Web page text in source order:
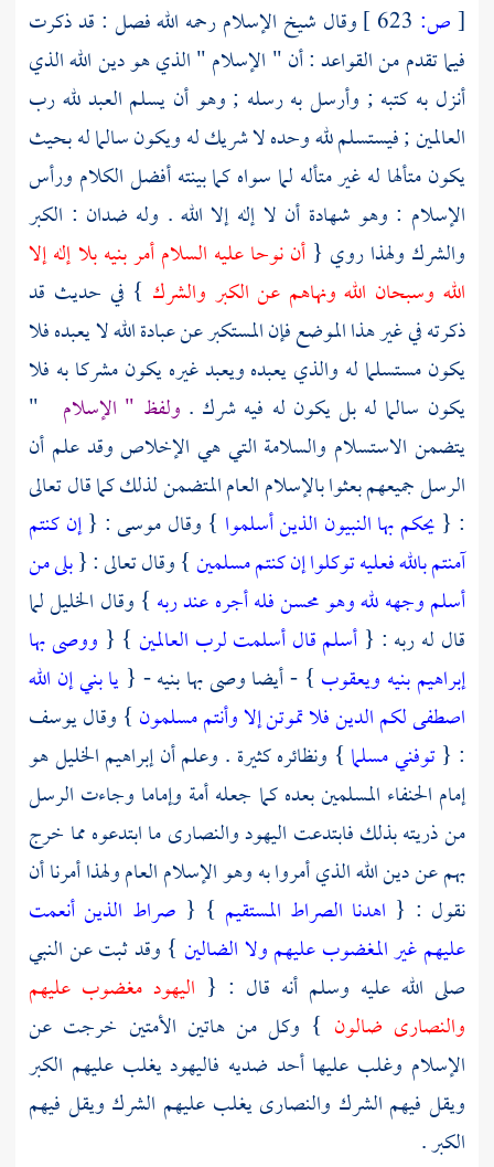
[ص:
وقال شيخ الإسلام رحمه الله فصل : قد ذكرت
فيما تقدم من القواعد : أن " الإسلام " الذي هو دين الله الذي
أنزل به كتبه ; وأرسل به رسله ; وهو أن يسلم العبد لله رب
العالمين ; فيستسلم لله وحده لا شريك له ويكون سالما له بحيث
يكون متألها له غير متأله لما سواه كما بينته أفضل الكلام ورأس
الإسلام : وهو شهادة أن لا إله إلا الله . وله ضدان : الكبر
والشرك ولهذا روي {أننوحاعليه السلام أمر بنيه بلا إله إلا
الله وسبحان الله ونهاهم عن الكبر والشرك } في حديث قد
ذكرته في غير هذا الموضع فإن المستكبر عن عبادة الله لا يعبده فلا
يكون مستسلما له والذي يعبده ويعبد غيره يكون مشركا به فلا
يكون سالما له بل يكون له فيه شرك . ولفظ " الإسلام
"
يتضمن الاستسلام والسلامة التي هي الإخلاص وقد علم أن
الرسل جميعهم بعثوا بالإسلام العام المتضمن لذلك كما قال تعالى
: { يحكم بها النبيون الذين أسلموا } وقالموسى: {إن كنتم
آمنتم بالله فعليه توكلوا إن كنتم مسلمين} وقال تعالى : {بلى من
أسلم وجهه لله وهو محسن فله أجره عند ربه } وقال الخليللما
قال له ربه : { أسلم قال أسلمت لرب العالمين } { ووصى بها
إبراهيم بنيه ويعقوب } - أيضا وصى بها بنيه - { يا بني إن الله
اصطفى لكم الدين فلا تموتن إلا وأنتم مسلمون } وقاليوسف
: {توفني مسلما } ونظائره كثيرة . وعلم أنإبراهيم الخليلهو
إمام الحنفاء المسلمين بعده كما جعله أمة وإماما وجاءت الرسل
من ذريته بذلك فابتدعت اليهودوالنصارىما ابتدعوه مما خرج
بهم عن دين الله الذي أمروا به وهو الإسلام العام ولهذا أمرنا أن
نقول : { اهدنا الصراط المستقيم } { صراط الذين أنعمت
عليهم غير المغضوب عليهم ولا الضالين } وقد ثبت عن النبي
صلى الله عليه وسلم أنه قال : { اليهود مغضوب عليهم
والنصارى ضالون } وكل من هاتين الأمتين خرجت عن
الإسلام وغلب عليها أحد ضديه فاليهوديغلب عليهم الكبر
ويقل فيهم الشرك والنصارىيغلب عليهم الشرك ويقل فيهم
الكبر .